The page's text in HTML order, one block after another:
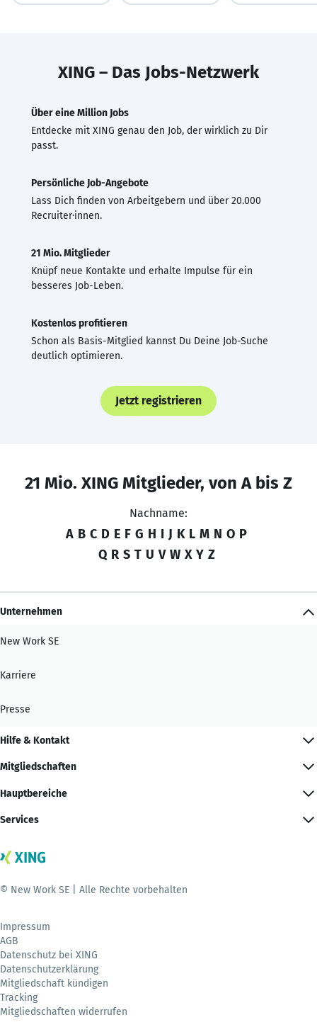
XING – Das Jobs-Netzwerk
Über eine Million Jobs
Entdecke mit XING genau den Job, der wirklich zu Dir
passt.
Persönliche Job-Angebote
Lass Dich finden von Arbeitgebern und über 20.000
Recruiter·innen.
21 Mio. Mitglieder
Knüpf neue Kontakte und erhalte Impulse für ein
besseres Job-Leben.
Kostenlos profitieren
Schon als Basis-Mitglied kannst Du Deine Job-Suche
deutlich optimieren.
Jetzt registrieren
21 Mio. XING Mitglieder, von A bis Z
Nachname:
A B C D E F G H I J K L M N O P
Q R S T U V W X Y Z
Unternehmen
New Work SE
Karriere
Presse
Hilfe & Kontakt
Mitgliedschaften
Hauptbereiche
Services
© New Work SE | Alle Rechte vorbehalten
Impressum
AGB
Datenschutz bei XING
Datenschutzerklärung
Mitgliedschaft kündigen
Tracking
Mitgliedschaften widerrufen